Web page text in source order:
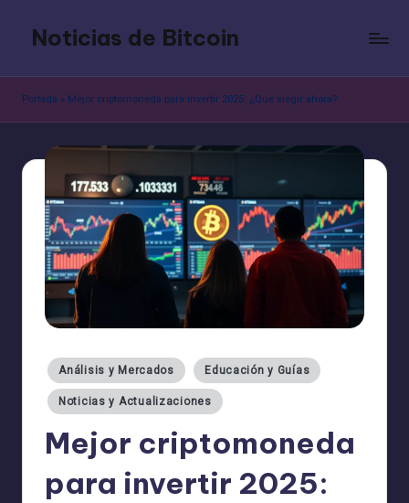
contenido
Noticias de Bitcoin
Portada » Mejor criptomoneda para invertir 2025: ¿Qué elegir ahora?
Publicado
en
Análisis y Mercados Educación y Guías
Noticias y Actualizaciones
Mejor criptomoneda
para invertir 2025: